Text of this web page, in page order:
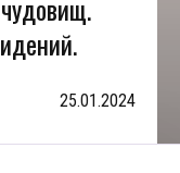
25.01.2024